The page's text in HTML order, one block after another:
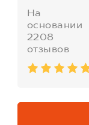
На
основании
2208
отзывов